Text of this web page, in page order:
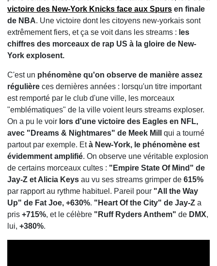
victoire des New-York Knicks face aux Spurs en finale
de NBA. Une victoire dont les citoyens new-yorkais sont
extrêmement fiers, et ça se voit dans les streams : les
chiffres des morceaux de rap US à la gloire de New-
York explosent.
C'est un phénomène qu'on observe de manière assez
régulière ces dernières années : lorsqu'un titre important
est remporté par le club d'une ville, les morceaux
"emblématiques" de la ville voient leurs streams exploser.
On a pu le voir lors d'une victoire des Eagles en NFL,
avec "Dreams & Nightmares" de Meek Mill
qui a tourné
partout par exemple. Età New-York, le phénomène est
évidemment amplifié. On observe une véritable explosion
de certains morceaux cultes : "Empire State Of Mind" de
Jay-Z et Alicia Keys au vu ses streams grimper de 615%
par rapport au rythme habituel. Pareil pour "All the Way
Up" de Fat Joe, +630%. "Heart Of the City" de Jay-Z a
pris +715%, et le célèbre "Ruff Ryders Anthem" de DMX,
lui, +380%.